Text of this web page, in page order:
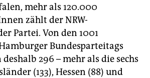
mehr als 120.000
zählt der NRW-
Partei. Von den 1001
Bundesparteitags
296 – mehr als die sechs
(133), Hessen (88) und